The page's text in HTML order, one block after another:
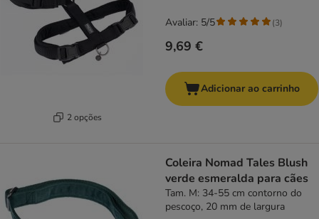
2 opções
9,69 €
Avaliar: 5/5 (3)
Adicionar ao carrinho
Coleira Nomad Tales Blush
verde esmeralda para cães
Tam. M: 34-55 cm contorno do
pescoço, 20 mm de largura